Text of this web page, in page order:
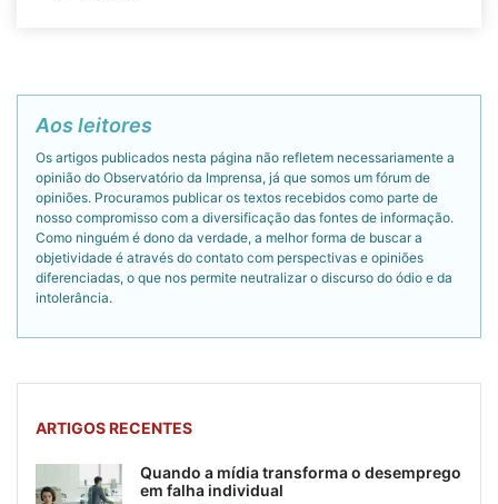
Aos leitores
Os artigos publicados nesta página não refletem necessariamente a
opinião do Observatório da Imprensa, já que somos um fórum de
opiniões. Procuramos publicar os textos recebidos como parte de
nosso compromisso com a diversificação das fontes de informação.
Como ninguém é dono da verdade, a melhor forma de buscar a
objetividade é através do contato com perspectivas e opiniões
diferenciadas, o que nos permite neutralizar o discurso do ódio e da
intolerância.
ARTIGOS RECENTES
Quando a mídia transforma o desemprego
em falha individual